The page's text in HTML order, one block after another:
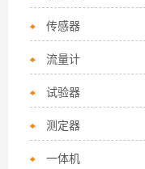
传感器
流量计
试验器
测定器
一体机